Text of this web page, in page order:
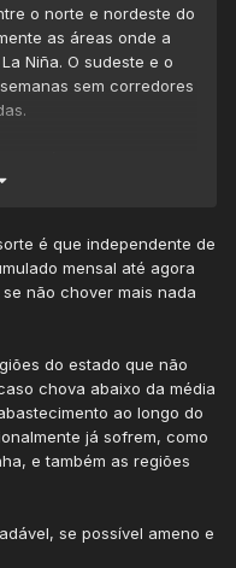
o norte e nordeste do
as áreas onde a
Niña. O sudeste e o
sem corredores
do Sul, exceto a região
teríamos um
leve desvio negativo (=
a virada do ano,
frente fria.
INMET Sto Agostinho,
é que independente de
mensal até agora
não chover mais nada
do estado que não
chova abaixo da média
ao longo do
já sofrem, como
e também as regiões
se possível ameno e